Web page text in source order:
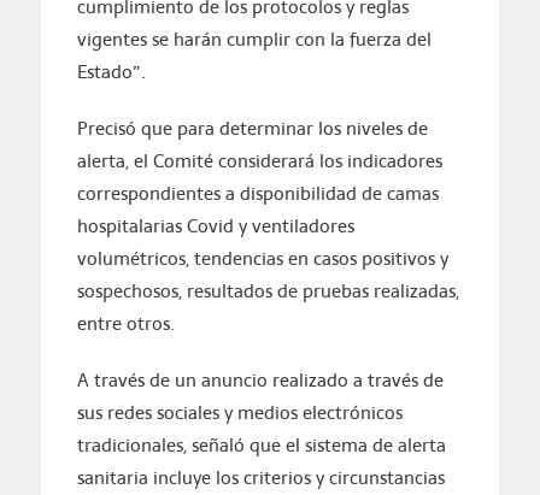
cumplimiento de los protocolos y reglas
vigentes se harán cumplir con la fuerza del
Estado”.
Precisó que para determinar los niveles de
alerta, el Comité considerará los indicadores
correspondientes a disponibilidad de camas
hospitalarias Covid y ventiladores
volumétricos, tendencias en casos positivos y
sospechosos, resultados de pruebas realizadas,
entre otros.
A través de un anuncio realizado a través de
sus redes sociales y medios electrónicos
tradicionales, señaló que el sistema de alerta
sanitaria incluye los criterios y circunstancias